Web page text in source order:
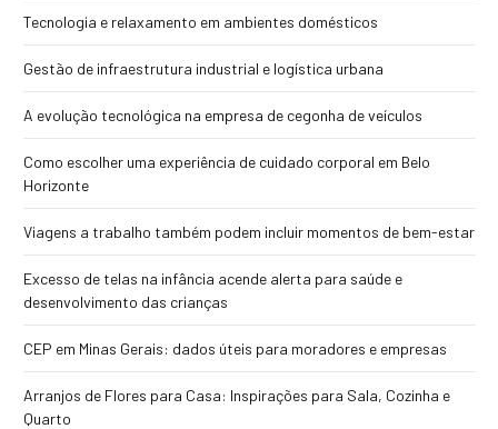
Tecnologia e relaxamento em ambientes domésticos
Gestão de infraestrutura industrial e logística urbana
A evolução tecnológica na empresa de cegonha de veículos
Como escolher uma experiência de cuidado corporal em Belo
Horizonte
Viagens a trabalho também podem incluir momentos de bem-estar
Excesso de telas na infância acende alerta para saúde e
desenvolvimento das crianças
CEP em Minas Gerais: dados úteis para moradores e empresas
Arranjos de Flores para Casa: Inspirações para Sala, Cozinha e
Quarto